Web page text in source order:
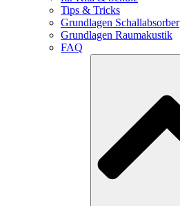
Tips & Tricks
Grundlagen Schallabsorber
Grundlagen Raumakustik
FAQ